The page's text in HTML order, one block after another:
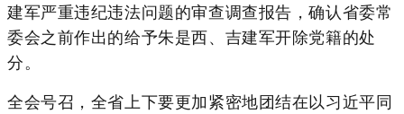
建军严重违纪违法问题的审查调查报告，确认省委常
委会之前作出的给予朱是西、吉建军开除党籍的处
分。
全会号召，全省上下要更加紧密地团结在以习近平同